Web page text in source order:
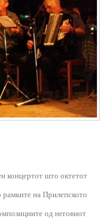
концертот што октетот
на Прилепското
од неговиот